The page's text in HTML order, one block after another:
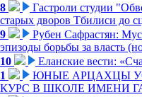
8
Гастроли студии
старых дворов Тбилиси до
9
Рубен Сафрастян:
эпизоды борьбы за власть
10
Еланские вести:
1
ЮНЫЕ АРЦАХЦЫ
КУРС В ШКОЛЕ ИМЕНИ